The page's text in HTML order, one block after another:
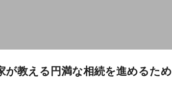
が教える円満な相続を進めるため